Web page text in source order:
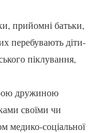
прийомні батьки,
перебувають діти-
піклування,
дружиною
своїми чи
медико-соціальної